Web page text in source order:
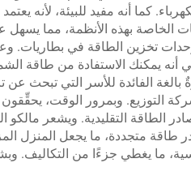
الخاصة بهذه الأنظمة، مما يسهل
تخزين الطاقة في بطاريات.
أنه يمكنك الاستفادة من
الفائدة للأسر التي تبحث عن
التوزيع. وبمرور الوقت،
الطاقة التقليدية. ويشعر
طاقة متجددة، ما يجعل المنزل
ما يغطي جزءًا من التكاليف.